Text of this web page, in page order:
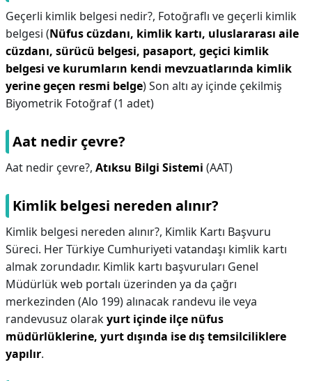
Geçerli kimlik belgesi nedir?, Fotoğraflı ve geçerli kimlik
belgesi (Nüfus cüzdanı, kimlik kartı, uluslararası aile
cüzdanı, sürücü belgesi, pasaport, geçici kimlik
belgesi ve kurumların kendi mevzuatlarında kimlik
yerine geçen resmi belge) Son altı ay içinde çekilmiş
Biyometrik Fotoğraf (1 adet)
Aat nedir çevre?
Aat nedir çevre?, Atıksu Bilgi Sistemi (AAT)
Kimlik belgesi nereden alınır?
Kimlik belgesi nereden alınır?, Kimlik Kartı Başvuru
Süreci. Her Türkiye Cumhuriyeti vatandaşı kimlik kartı
almak zorundadır. Kimlik kartı başvuruları Genel
Müdürlük web portalı üzerinden ya da çağrı
merkezinden (Alo 199) alınacak randevu ile veya
randevusuz olarakyurt içinde ilçe nüfus
müdürlüklerine, yurt dışında ise dış temsilciliklere
yapılır.